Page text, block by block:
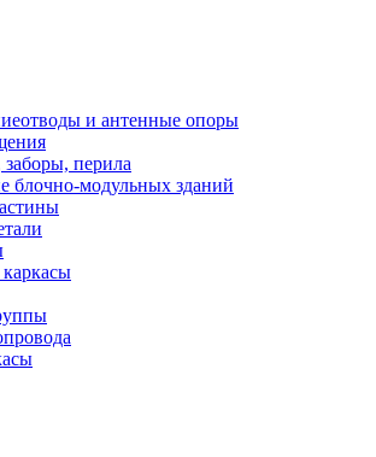
и антенные опоры
перила
блочно-модульных зданий